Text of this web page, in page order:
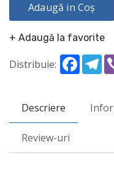
Adaugă in Coș
+ Adaugă la favorite
Distribuie:
Descriere
Review-uri